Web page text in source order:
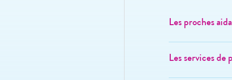
Les proches
Les services de